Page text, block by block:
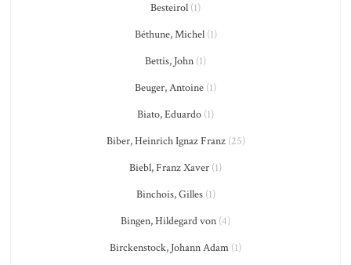
Besteirol (1)
Béthune, Michel(1)
Bettis, John (1)
Beuger, Antoine (1)
Biato, Eduardo (1)
Biber, Heinrich Ignaz Franz(25)
Biebl, Franz Xaver (1)
Binchois, Gilles(1)
Bingen, Hildegard von (4)
Birckenstock, Johann Adam (1)